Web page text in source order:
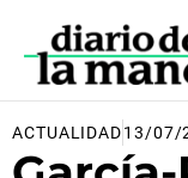
contenido
ACTUALIDAD13/07/